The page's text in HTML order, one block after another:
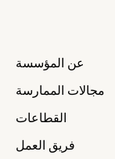
t
e
r
g
r
a
m
عن المؤسسة
مجالات الممارسة
القطاعات
فريق العمل